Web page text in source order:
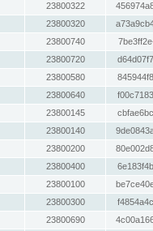
23800322
23800320
23800740
23800720
23800580
23800640
23800145
23800140
23800200
23800400
23800100
23800300
23800690